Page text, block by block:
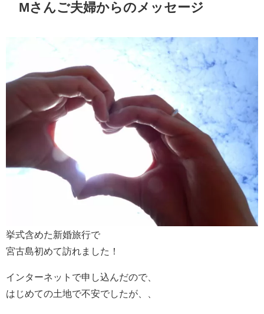
Mさんご夫婦からのメッセージ
挙式含めた新婚旅行で
宮古島初めて訪れました！
インターネットで申し込んだので、
はじめての土地で不安でしたが、、